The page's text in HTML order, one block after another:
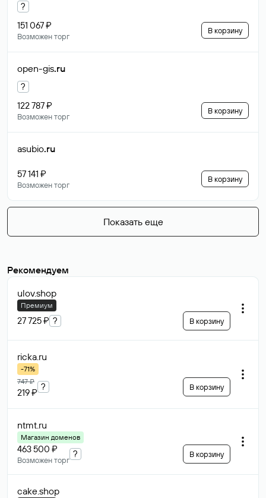
?
151 067 ₽
Возможен торг
В корзину
open-gis.ru
?
122 787 ₽
Возможен торг
В корзину
asubio.ru
57 141 ₽
Возможен торг
В корзину
Показать еще
Рекомендуем
ulov.shop
Премиум
27 725 ₽ ? В корзину
ricka.ru
-71%
747 ₽
219 ₽
? В корзину
ntmt.ru
Магазин доменов
463 500 ₽
Возможен торг
? В корзину
cake.shop